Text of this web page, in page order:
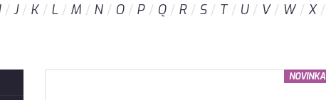
J K L M N O P Q R S T U V W X
NOVINKA